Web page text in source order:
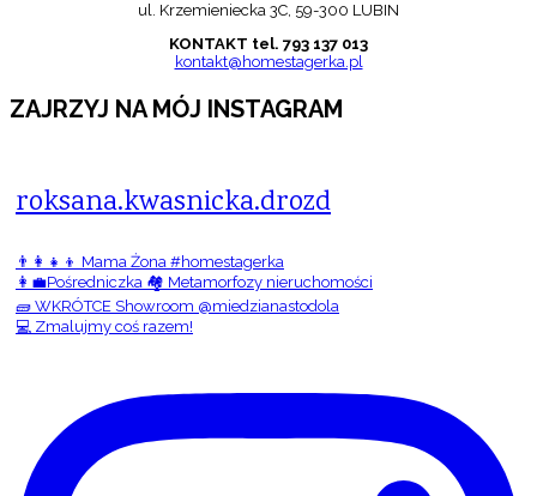
ul. Krzemieniecka 3C, 59-300 LUBIN
KONTAKT tel. 793 137 013
kontakt@homestagerka.pl
ZAJRZYJ NA MÓJ INSTAGRAM
roksana.kwasnicka.drozd
👨‍👩‍👧‍👦 Mama Żona #homestagerka
👩‍💼Pośredniczka 🏘️ Metamorfozy nieruchomości
🧱 WKRÓTCE Showroom @miedzianastodola
💻 Zmalujmy coś razem!